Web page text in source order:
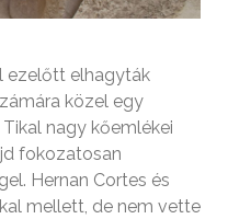
ezelőtt elhagyták
közel egy
nagy kőemlékei
fokozatosan
Hernan Cortes és
mellett, de nem vette